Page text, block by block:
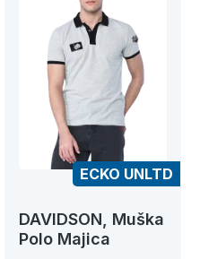
ECKO UNLTD
DAVIDSON, Muška
Polo Majica